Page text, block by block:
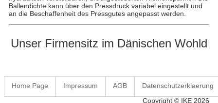
Ballendichte kann über den Pressdruck variabel eingestellt und
an die Beschaffenheit des Pressgutes angepasst werden.
Unser Firmensitz im Dänischen Wohld
Home Page Impressum AGB
Datenschutzerklaerung
Copyright © IKE 2026